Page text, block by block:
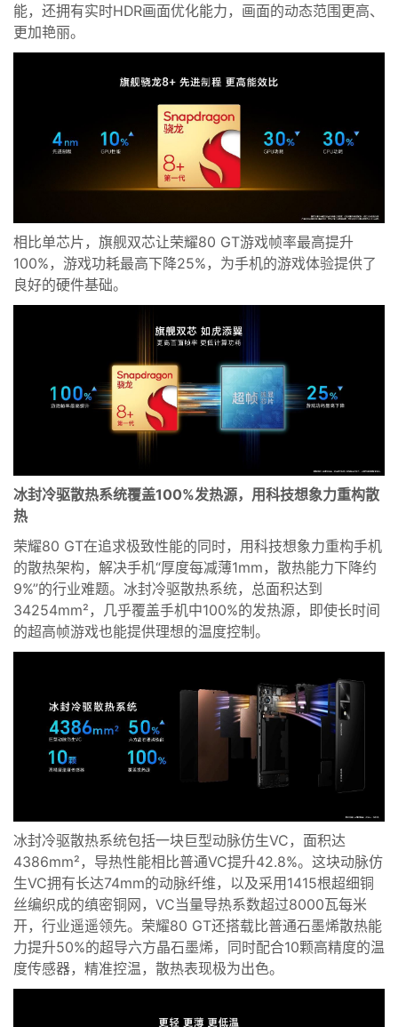
能， 还拥有实时HDR画面优化能力，画面的动态范围更高、
更加艳丽。
相比单芯片， 旗舰双芯让荣耀80 GT游戏帧率最高提升
100%，游戏功耗最高下降25%，为手机的游戏体验提供了
良好的硬件基础。
冰封冷驱散热系统覆盖100%发热源， 用科技想象力重构散
热
荣耀80 GT在追求极致性能的同时， 用科技想象力重构手机
的散热架构， 解决手机“厚度每减薄1mm，散热能力下降约
9%”的行业难题。 冰封冷驱散热系统，总面积达到
34254mm²，几乎覆盖手机中100%的发热源，
即使长时间
的超高帧游戏也能提供理想的温度控制。
冰封冷驱散热系统包括一块巨型动脉仿生VC，面积达
4386mm²， 导热性能相比普通VC提升42.8%。这块动脉仿
生VC拥有长达74mm的动脉纤维， 以及采用1415根超细铜
丝编织成的缜密铜网 ， VC当量导热系数超过8000瓦每米
开，行业遥遥领先。 荣耀80 GT还搭载比普通石墨烯散热能
力提升50%的超导六方晶石墨烯，
同时配合10颗高精度的温
度传感器， 精准控温， 散热表现极为出色。